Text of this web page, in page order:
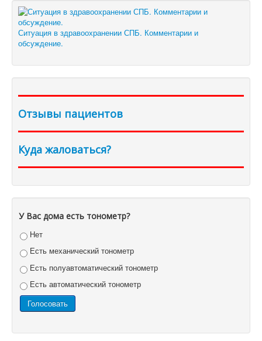
Ситуация в здравоохранении СПБ. Комментарии и
обсуждение.
Отзывы пациентов
Куда жаловаться?
У Вас дома есть тонометр?
Нет
Есть механический тонометр
Есть полуавтоматический тонометр
Есть автоматический тонометр